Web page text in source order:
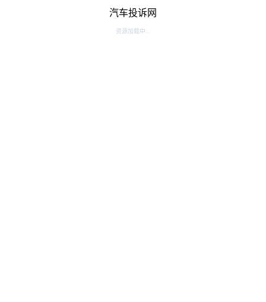
汽车投诉网
资源加载中...